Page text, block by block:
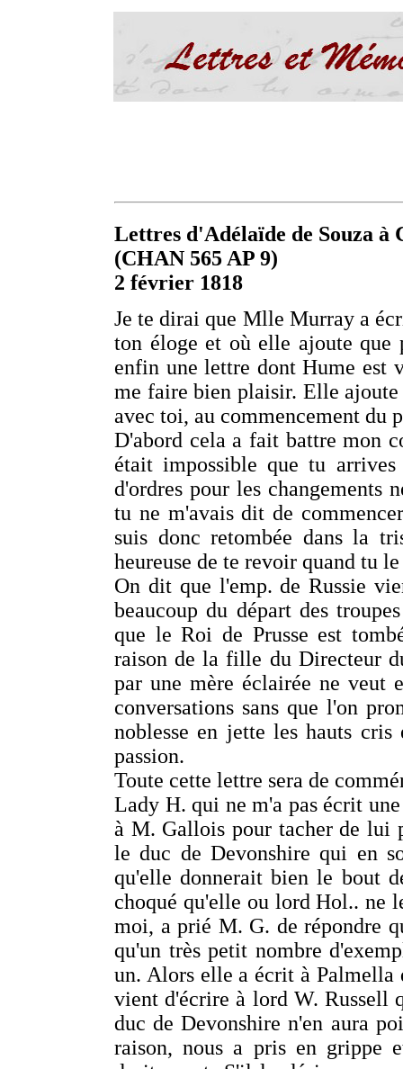
Lettres d'Adélaïde de Souza à
(CHAN 565 AP 9)
2 février 1818
Je te dirai que Mlle Murray a
ton éloge et où elle ajoute que
enfin une lettre dont Hume est
me faire bien plaisir. Elle
avec toi, au commencement du
D'abord cela a fait battre mon
était impossible que tu
d'ordres pour les changements
tu ne m'avais dit de
suis donc retombée dans la
heureuse de te revoir quand tu
On dit que l'emp. de Russie
beaucoup du départ des
que le Roi de Prusse est
raison de la fille du Directeur
par une mère éclairée ne veut
conversations sans que l'on
noblesse en jette les hauts
passion.
Toute cette lettre sera de
Lady H. qui ne m'a pas écrit
à M. Gallois pour tacher de lui
le duc de Devonshire qui en
qu'elle donnerait bien le bout
choqué qu'elle ou lord Hol.. ne
moi, a prié M. G. de répondre
qu'un très petit nombre
un. Alors elle a écrit à
vient d'écrire à lord W. Russell
duc de Devonshire n'en aura
raison, nous a pris en grippe